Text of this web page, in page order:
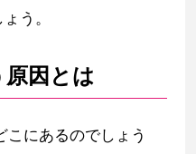
う。
因とは
こにあるのでしょう